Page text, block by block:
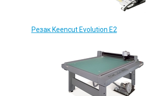
Резак Keencut Evolution E2